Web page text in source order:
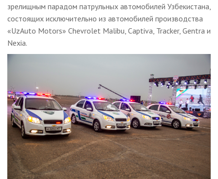
зрелищным парадом патрульных автомобилей Узбекистана,
состоящих исключительно из автомобилей производства
«UzAuto Motors» Chevrolet Malibu, Captiva, Tracker, Gentra и
Nexia.